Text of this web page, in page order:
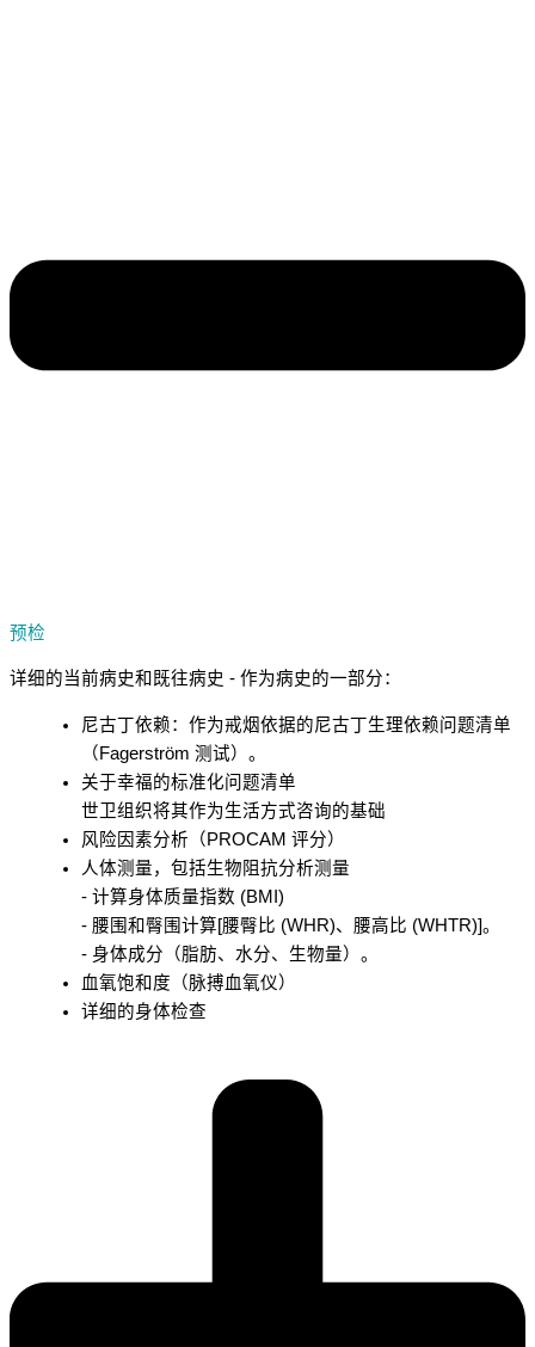
预检
详细的当前病史和既往病史 - 作为病史的一部分：
尼古丁依赖：作为戒烟依据的尼古丁生理依赖问题清单
（Fagerström 测试）。
关于幸福的标准化问题清单
世卫组织将其作为生活方式咨询的基础
风险因素分析（PROCAM 评分）
人体测量，包括生物阻抗分析测量
- 计算身体质量指数 (BMI)
- 腰围和臀围计算[腰臀比 (WHR)、腰高比 (WHTR)]。
- 身体成分（脂肪、水分、生物量）。
血氧饱和度（脉搏血氧仪）
详细的身体检查